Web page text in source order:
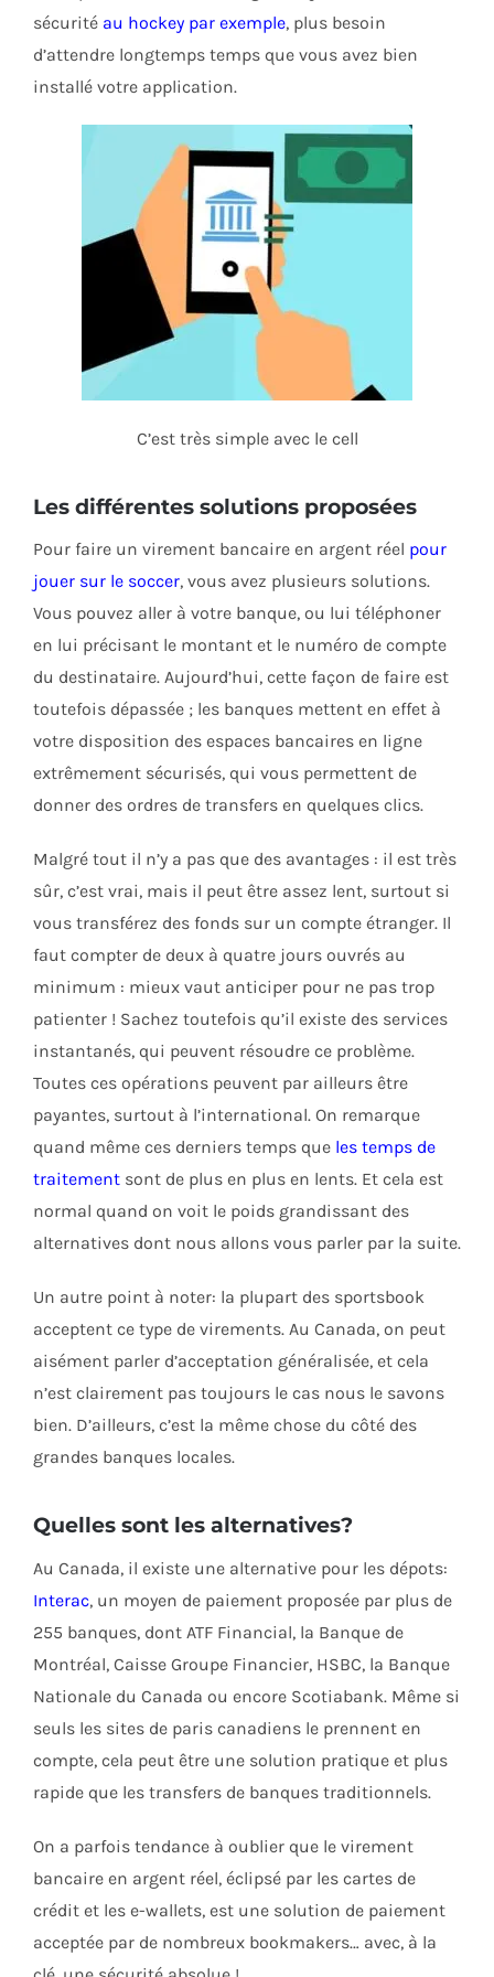
sécurité au hockey par exemple, plus besoin
d’attendre longtemps temps que vous avez bien
installé votre application.
C’est très simple avec le cell
Les différentes solutions proposées
Pour faire un virement bancaire en argent réel pour
jouer sur le soccer, vous avez plusieurs solutions.
Vous pouvez aller à votre banque, ou lui téléphoner
en lui précisant le montant et le numéro de compte
du destinataire. Aujourd’hui, cette façon de faire est
toutefois dépassée ; les banques mettent en effet à
votre disposition des espaces bancaires en ligne
extrêmement sécurisés, qui vous permettent de
donner des ordres de transfers en quelques clics.
Malgré tout il n’y a pas que des avantages : il est très
sûr, c’est vrai, mais il peut être assez lent, surtout si
vous transférez des fonds sur un compte étranger. Il
faut compter de deux à quatre jours ouvrés au
minimum : mieux vaut anticiper pour ne pas trop
patienter ! Sachez toutefois qu’il existe des services
instantanés, qui peuvent résoudre ce problème.
Toutes ces opérations peuvent par ailleurs être
payantes, surtout à l’international. On remarque
quand même ces derniers temps que les temps de
traitement sont de plus en plus en lents. Et cela est
normal quand on voit le poids grandissant des
alternatives dont nous allons vous parler par la suite.
Un autre point à noter: la plupart des sportsbook
acceptent ce type de virements. Au Canada, on peut
aisément parler d’acceptation généralisée, et cela
n’est clairement pas toujours le cas nous le savons
bien. D’ailleurs, c’est la même chose du côté des
grandes banques locales.
Quelles sont les alternatives?
Au Canada, il existe une alternative pour les dépots:
Interac, un moyen de paiement proposée par plus de
255 banques, dont ATF Financial, la Banque de
Montréal, Caisse Groupe Financier, HSBC, la Banque
Nationale du Canada ou encore Scotiabank. Même si
seuls les sites de paris canadiens le prennent en
compte, cela peut être une solution pratique et plus
rapide que les transfers de banques traditionnels.
On a parfois tendance à oublier que le virement
bancaire en argent réel, éclipsé par les cartes de
crédit et les e-wallets, est une solution de paiement
acceptée par de nombreux bookmakers… avec, à la